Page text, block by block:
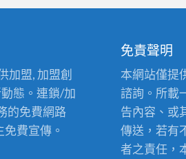
加盟, 加盟創
態。連鎖/加
的免費網路
費宣傳。
免責聲明
本網站僅提
諮詢。所載
告內容、或
傳送，若有
者之責任，